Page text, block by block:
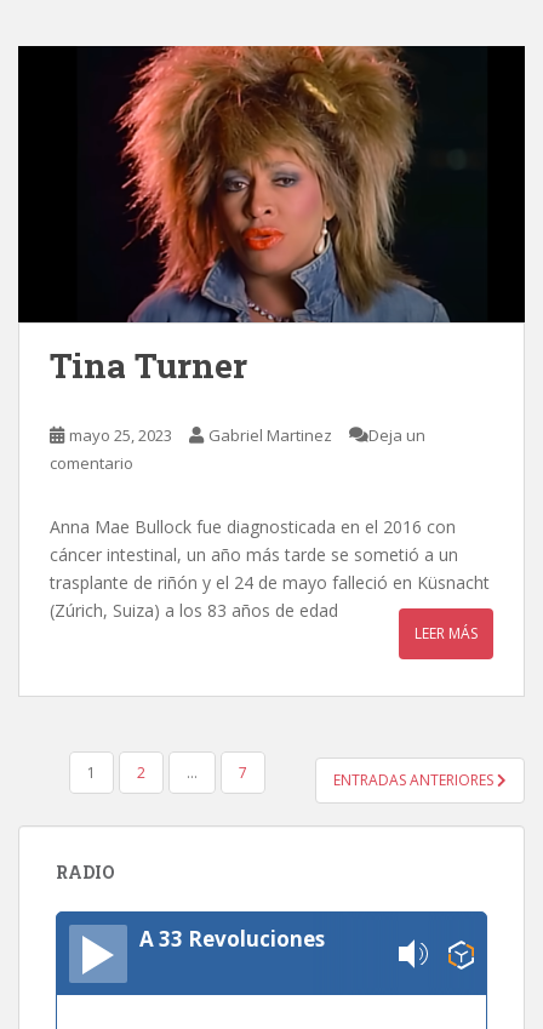
Tina Turner
mayo 25, 2023 Gabriel Martinez
Deja un
comentario
Anna Mae Bullock fue diagnosticada en el 2016 con
cáncer intestinal, un año más tarde se sometió a un
trasplante de riñón y el 24 de mayo falleció en Küsnacht
(Zúrich, Suiza) a los 83 años de edad
LEER MÁS
PAGINACIÓN
ENTRADAS
1 2 … 7 ENTRADAS ANTERIORES
RADIO
A 33 Revoluciones